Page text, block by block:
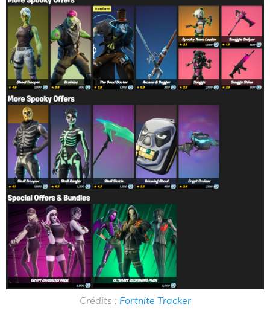
Crédits : Fortnite Tracker